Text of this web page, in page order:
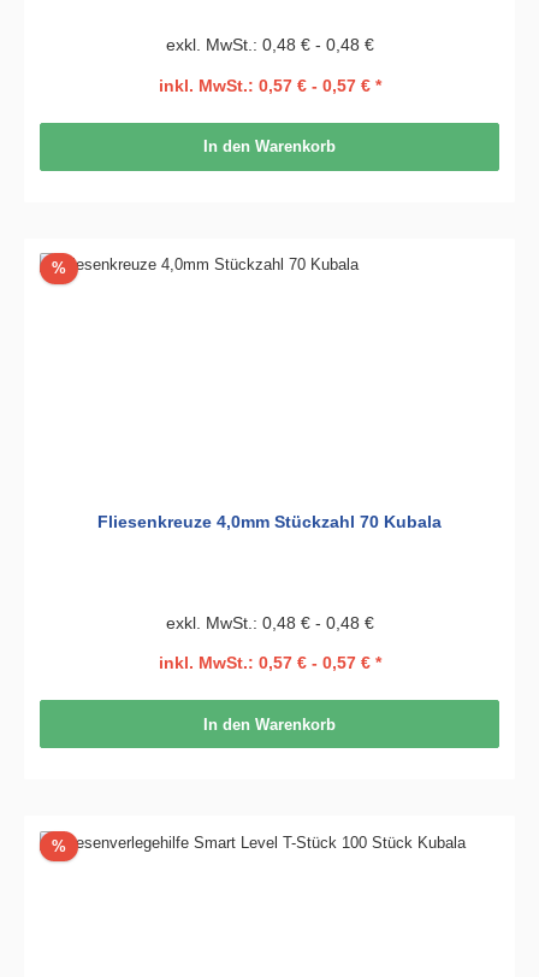
exkl. MwSt.: 0,48 € - 0,48 €
inkl. MwSt.: 0,57 € - 0,57 € *
In den Warenkorb
%Rabatt
Fliesenkreuze 4,0mm Stückzahl 70 Kubala
exkl. MwSt.: 0,48 € - 0,48 €
inkl. MwSt.: 0,57 € - 0,57 € *
In den Warenkorb
%Rabatt